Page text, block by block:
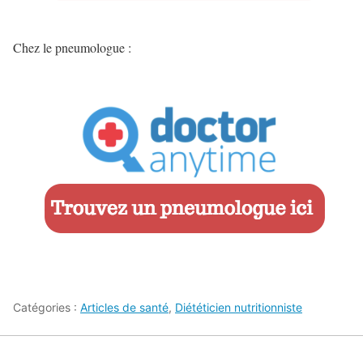
Chez le pneumologue :
Catégories : Articles de santé, Diététicien nutritionniste